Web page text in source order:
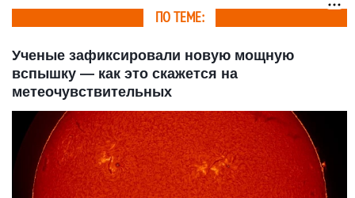
ПО ТЕМЕ:
Ученые зафиксировали новую мощную
вспышку — как это скажется на
метеочувствительных